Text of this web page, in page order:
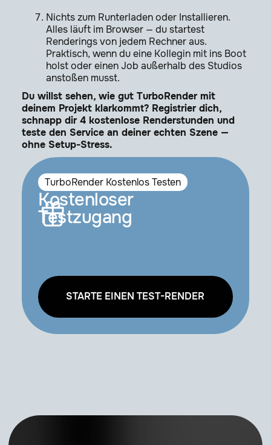
Nichts zum Runterladen oder Installieren.
Alles läuft im Browser — du startest
Renderings von jedem Rechner aus.
Praktisch, wenn du eine Kollegin mit ins Boot
holst oder einen Job außerhalb des Studios
anstoßen musst.
Du willst sehen, wie gut TurboRender mit
deinem Projekt klarkommt? Registrier dich,
schnapp dir 4 kostenlose Renderstunden und
teste den Service an deiner echten Szene —
ohne Setup-Stress.
TurboRender Kostenlos Testen
Kostenloser
Testzugang
STARTE EINEN TEST-RENDER